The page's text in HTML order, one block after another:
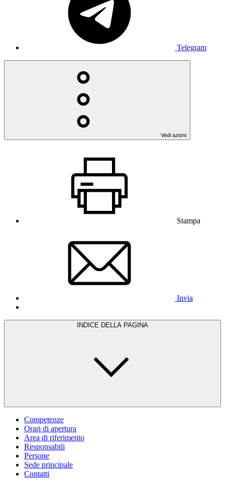
Telegram
Vedi azioni
Stampa
Invia
INDICE DELLA PAGINA
Competenze
Orari di apertura
Area di riferimento
Responsabili
Persone
Sede principale
Contatti